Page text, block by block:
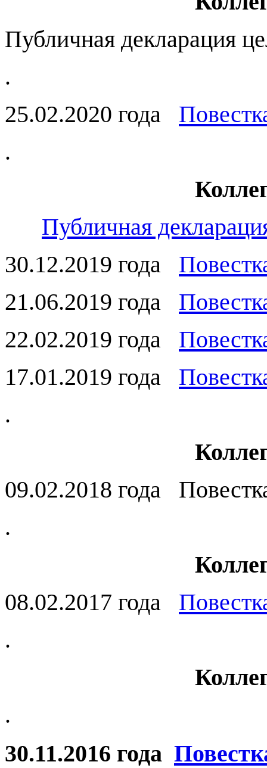
Публичная декларация
.
25.02.2020 года
.
Публичная
30.12.2019 года
21.06.2019 года
22.02.2019 года
17.01.2019 года
.
09.02.2018 года
.
08.02.2017 года
.
.
30.11.2016 года